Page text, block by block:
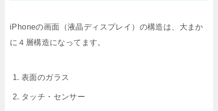
iPhoneの画面（液晶ディスプレイ）の構造は、大まか
に４層構造になってます。
表面のガラス
タッチ・センサー